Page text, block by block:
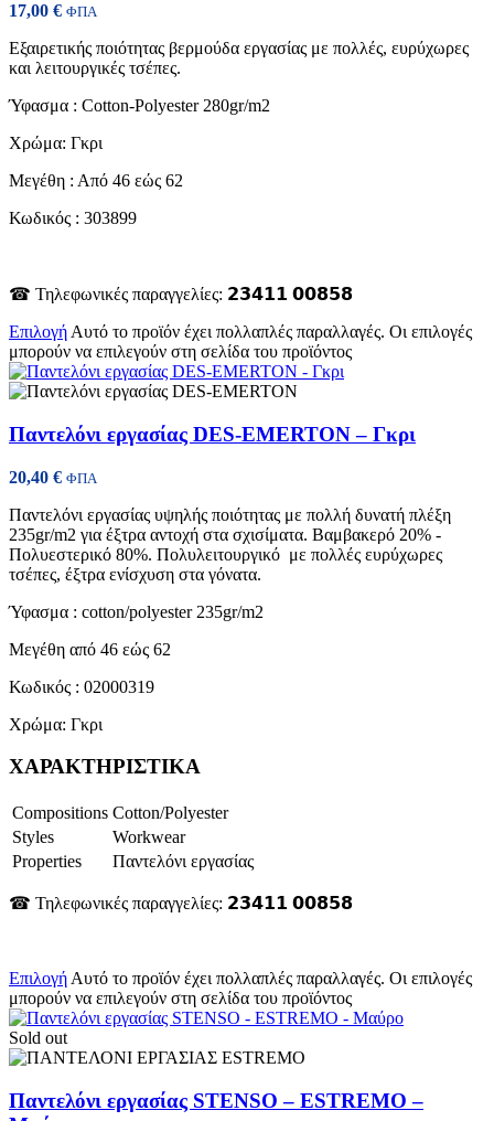
17,00 € ΦΠΑ
Εξαιρετικής ποιότητας βερμούδα εργασίας με πολλές, ευρύχωρες
και λειτουργικές τσέπες.
Ύφασμα : Cotton-Polyester 280gr/m2
Χρώμα: Γκρι
Μεγέθη : Από 46 εώς 62
Κωδικός : 303899
☎ Τηλεφωνικές παραγγελίες: 𝟮𝟯𝟰𝟭𝟭 𝟬𝟬𝟴𝟱𝟴
Επιλογή Αυτό το προϊόν έχει πολλαπλές παραλλαγές. Οι επιλογές
μπορούν να επιλεγούν στη σελίδα του προϊόντος
Παντελόνι εργασίας DES-EMERTON – Γκρι
20,40 € ΦΠΑ
Παντελόνι εργασίας υψηλής ποιότητας με πολλή δυνατή πλέξη
235gr/m2 για έξτρα αντοχή στα σχισίματα. Βαμβακερό 20% -
Πολυεστερικό 80%. Πολυλειτουργικό με πολλές ευρύχωρες
τσέπες, έξτρα ενίσχυση στα γόνατα.
Ύφασμα : cotton/polyester 235gr/m2
Μεγέθη από 46 εώς 62
Κωδικός : 02000319
Χρώμα: Γκρι
ΧΑΡΑΚΤΗΡΙΣΤΙΚΑ
Compositions Cotton/Polyester
Styles
Workwear
Properties
Παντελόνι εργασίας
☎ Τηλεφωνικές παραγγελίες: 𝟮𝟯𝟰𝟭𝟭 𝟬𝟬𝟴𝟱𝟴
Επιλογή Αυτό το προϊόν έχει πολλαπλές παραλλαγές. Οι επιλογές
μπορούν να επιλεγούν στη σελίδα του προϊόντος
Sold out
Παντελόνι εργασίας STENSO – ESTREMO –